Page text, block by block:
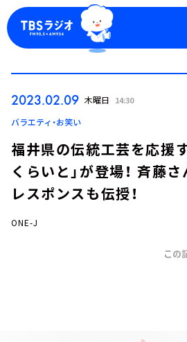
ログイン
2023.02.09 木曜日 14:30
バラエティ・お笑い
福井県の伝統工芸を応援
くらいと」が登場！ 斉藤
レスポンスも伝授！
ONE-J
この